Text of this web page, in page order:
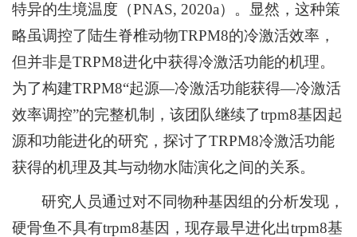
特异的生境温度（PNAS, 2020a）。显然，这种策
略虽调控了陆生脊椎动物TRPM8的冷激活效率，
但并非是TRPM8进化中获得冷激活功能的机理。
为了构建TRPM8“起源—冷激活功能获得—冷激活
效率调控”的完整机制，该团队继续了trpm8基因起
源和功能进化的研究，探讨了TRPM8冷激活功能
获得的机理及其与动物水陆演化之间的关系。
研究人员通过对不同物种基因组的分析发现，
硬骨鱼不具有trpm8基因，现存最早进化出trpm8基